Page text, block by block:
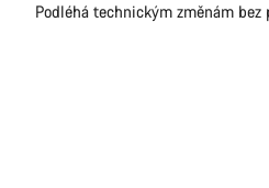
Podléhá technickým změnám